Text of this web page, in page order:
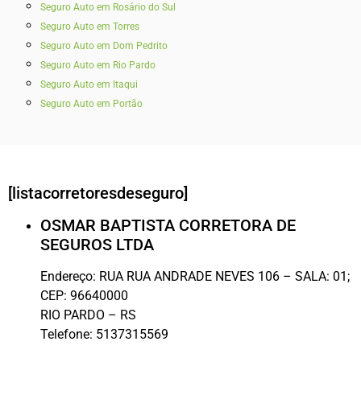
Seguro Auto em Rosário do Sul
Seguro Auto em Torres
Seguro Auto em Dom Pedrito
Seguro Auto em Rio Pardo
Seguro Auto em Itaqui
Seguro Auto em Portão
[listacorretoresdeseguro]
OSMAR BAPTISTA CORRETORA DE
SEGUROS LTDA
Endereço: RUA RUA ANDRADE NEVES 106 – SALA: 01;
CEP: 96640000
RIO PARDO – RS
Telefone: 5137315569